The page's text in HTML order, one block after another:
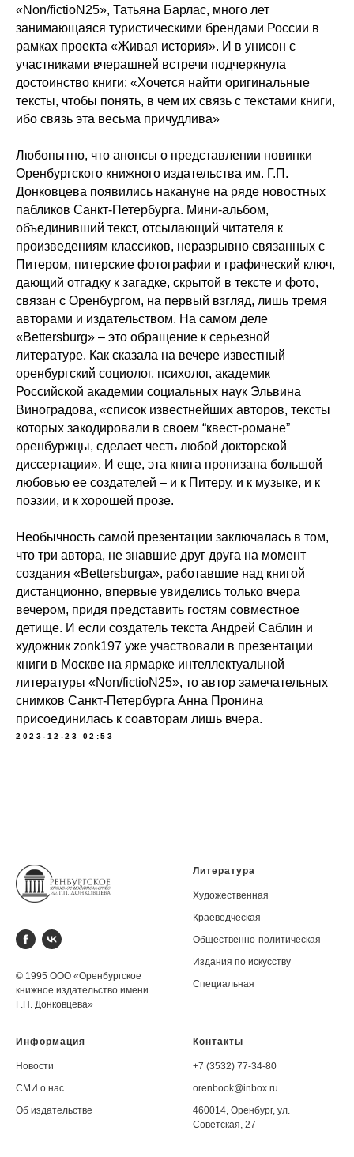
«Non/fictioN25», Татьяна Барлас, много лет
занимающаяся туристическими брендами России в
рамках проекта «Живая история». И в унисон с
участниками вчерашней встречи подчеркнула
достоинство книги: «Хочется найти оригинальные
тексты, чтобы понять, в чем их связь с текстами книги,
ибо связь эта весьма причудлива»
Любопытно, что анонсы о представлении новинки
Оренбургского книжного издательства им. Г.П.
Донковцева появились накануне на ряде новостных
пабликов Санкт-Петербурга. Мини-альбом,
объединивший текст, отсылающий читателя к
произведениям классиков, неразрывно связанных с
Питером, питерские фотографии и графический ключ,
дающий отгадку к загадке, скрытой в тексте и фото,
связан с Оренбургом, на первый взгляд, лишь тремя
авторами и издательством. На самом деле
«Bettersburg» – это обращение к серьезной
литературе. Как сказала на вечере известный
оренбургский социолог, психолог, академик
Российской академии социальных наук Эльвина
Виноградова, «список известнейших авторов, тексты
которых закодировали в своем “квест-романе”
оренбуржцы, сделает честь любой докторской
диссертации». И еще, эта книга пронизана большой
любовью ее создателей – и к Питеру, и к музыке, и к
поэзии, и к хорошей прозе.
Необычность самой презентации заключалась в том,
что три автора, не знавшие друг друга на момент
создания «Bettersburga», работавшие над книгой
дистанционно, впервые увиделись только вчера
вечером, придя представить гостям совместное
детище. И если создатель текста Андрей Саблин и
художник zonk197 уже участвовали в презентации
книги в Москве на ярмарке интеллектуальной
литературы «Non/fictioN25», то автор замечательных
снимков Санкт-Петербурга Анна Пронина
присоединилась к соавторам лишь вчера.
2023-12-23 02:53
© 1995 ООО «Оренбургское
книжное издательство имени
Г.П. Донковцева»
Литература
Художественная
Краеведческая
Общественно-политическая
Издания по искусству
Специальная
Информация
Новости
СМИ о нас
Об издательстве
Контакты
+7 (3532) 77-34-80
orenbook@inbox.ru
460014, Оренбург, ул.
Советская, 27